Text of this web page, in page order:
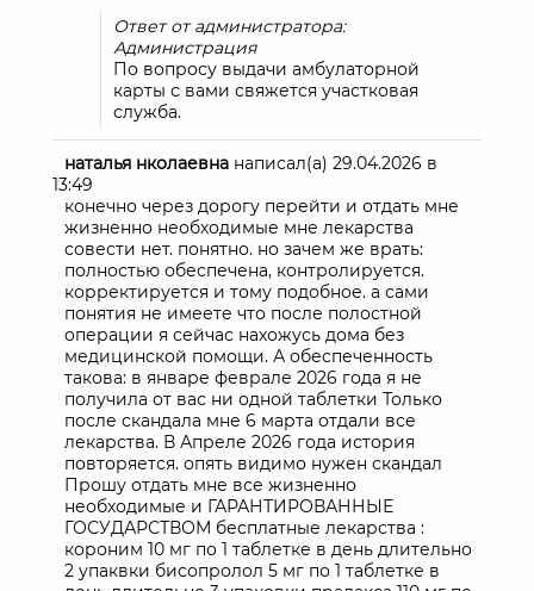
Ответ от администратора:
Администрация
По вопросу выдачи амбулаторной
карты с вами свяжется участковая
служба.
наталья нколаевна написал(а) 29.04.2026 в
13:49
конечно через дорогу перейти и отдать мне
жизненно необходимые мне лекарства
совести нет. понятно. но зачем же врать:
полностью обеспечена, контролируется.
корректируется и тому подобное. а сами
понятия не имеете что после полостной
операции я сейчас нахожусь дома без
медицинской помощи. А обеспеченность
такова: в январе феврале 2026 года я не
получила от вас ни одной таблетки Только
после скандала мне 6 марта отдали все
лекарства. В Апреле 2026 года история
повторяется. опять видимо нужен скандал
Прошу отдать мне все жизненно
необходимые и ГАРАНТИРОВАННЫЕ
ГОСУДАРСТВОМ бесплатные лекарства :
короним 10 мг по 1 таблетке в день длительно
2 упаквки бисопролол 5 мг по 1 таблетке в